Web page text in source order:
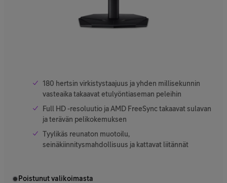
180 hertsin virkistystaajuus ja yhden millisekunnin
vasteaika takaavat etulyöntiaseman peleihin
Full HD -resoluutio ja AMD FreeSync takaavat sulavan
ja terävän pelikokemuksen
Tyylikäs reunaton muotoilu,
seinäkiinnitysmahdollisuus ja kattavat liitännät
Poistunut valikoimasta